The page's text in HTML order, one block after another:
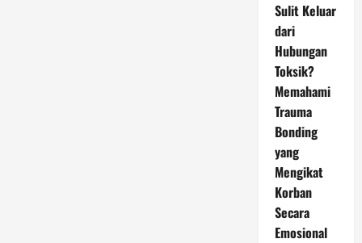
Sulit Keluar
dari
Hubungan
Toksik?
Memahami
Trauma
Bonding
yang
Mengikat
Korban
Secara
Emosional